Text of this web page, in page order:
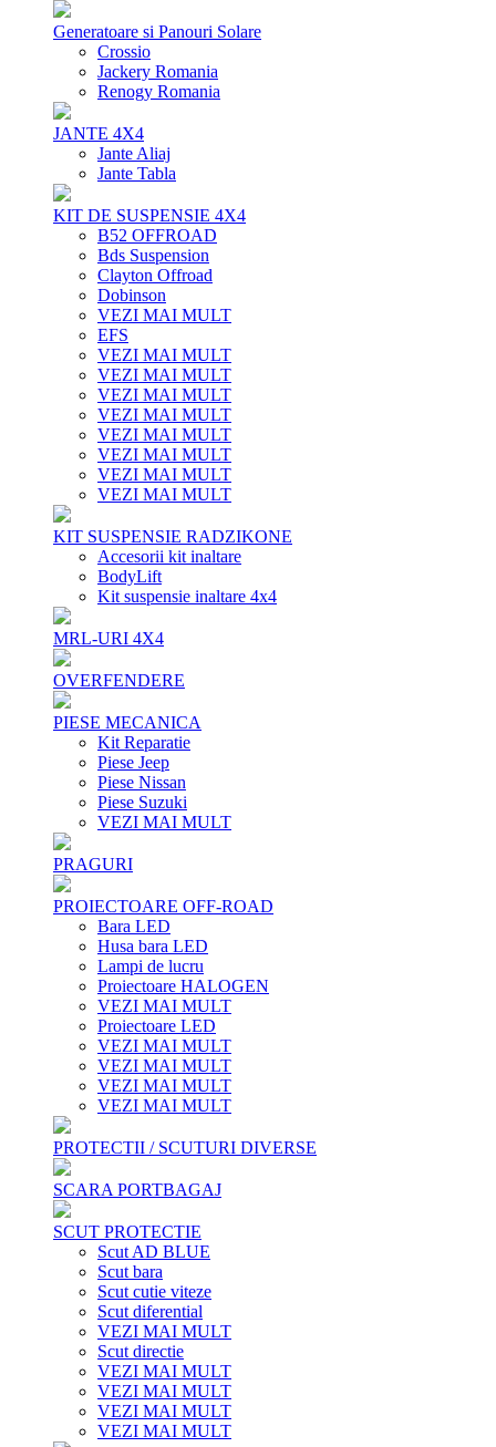
Generatoare si Panouri Solare
Crossio
Jackery Romania
Renogy Romania
JANTE 4X4
Jante Aliaj
Jante Tabla
KIT DE SUSPENSIE 4X4
B52 OFFROAD
Bds Suspension
Clayton Offroad
Dobinson
VEZI MAI MULT
EFS
VEZI MAI MULT
VEZI MAI MULT
VEZI MAI MULT
VEZI MAI MULT
VEZI MAI MULT
VEZI MAI MULT
VEZI MAI MULT
VEZI MAI MULT
KIT SUSPENSIE RADZIKONE
Accesorii kit inaltare
BodyLift
Kit suspensie inaltare 4x4
MRL-URI 4X4
OVERFENDERE
PIESE MECANICA
Kit Reparatie
Piese Jeep
Piese Nissan
Piese Suzuki
VEZI MAI MULT
PRAGURI
PROIECTOARE OFF-ROAD
Bara LED
Husa bara LED
Lampi de lucru
Proiectoare HALOGEN
VEZI MAI MULT
Proiectoare LED
VEZI MAI MULT
VEZI MAI MULT
VEZI MAI MULT
VEZI MAI MULT
PROTECTII / SCUTURI DIVERSE
SCARA PORTBAGAJ
SCUT PROTECTIE
Scut AD BLUE
Scut bara
Scut cutie viteze
Scut diferential
VEZI MAI MULT
Scut directie
VEZI MAI MULT
VEZI MAI MULT
VEZI MAI MULT
VEZI MAI MULT